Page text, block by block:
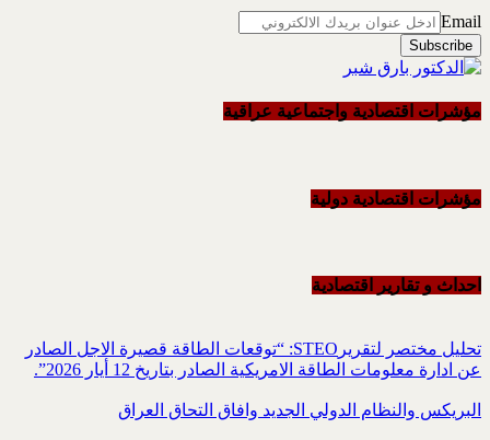
Email
مؤشرات اقتصادية واجتماعية عراقية
مؤشرات اقتصادية دولية
احداث و تقاریر اقتصادیة
تحليل مختصر لتقريرSTEO‏: “توقعات الطاقة قصيرة الاجل الصادر
عن ادارة معلومات الطاقة الامريكية ‏الصادر بتاريخ 12 أيار 2026”.‏
البريكس والنظام الدولي الجديد وافاق التحاق العراق